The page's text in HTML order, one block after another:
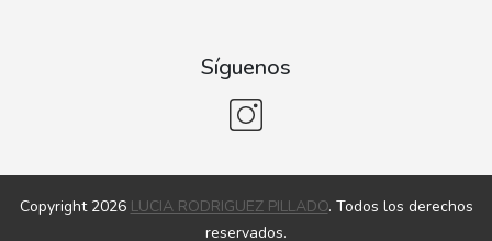
Síguenos
Copyright 2026 LUCIA RODRIGUEZ PILLADO. Todos los derechos
reservados.